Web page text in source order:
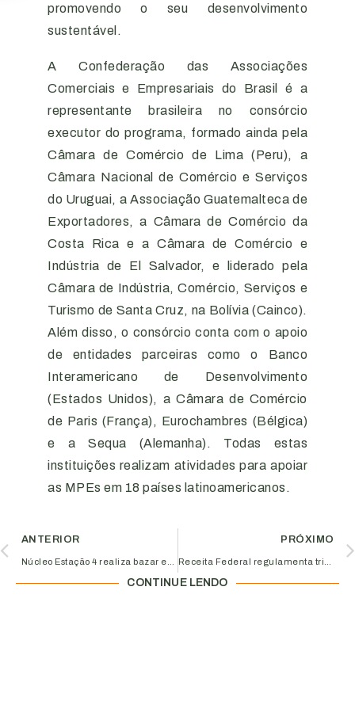
promovendo o seu desenvolvimento
sustentável.
A Confederação das Associações
Comerciais e Empresariais do Brasil é a
representante brasileira no consórcio
executor do programa, formado ainda pela
Câmara de Comércio de Lima (Peru), a
Câmara Nacional de Comércio e Serviços
do Uruguai, a Associação Guatemalteca de
Exportadores, a Câmara de Comércio da
Costa Rica e a Câmara de Comércio e
Indústria de El Salvador, e liderado pela
Câmara de Indústria, Comércio, Serviços e
Turismo de Santa Cruz, na Bolívia (Cainco).
Além disso, o consórcio conta com o apoio
de entidades parceiras como o Banco
Interamericano de Desenvolvimento
(Estados Unidos), a Câmara de Comércio
de Paris (França), Eurochambres (Bélgica)
e a Sequa (Alemanha). Todas estas
instituições realizam atividades para apoiar
as MPEs em 18 países latinoamericanos.
ANTERIOR PRÓXIMO
CONTINUE LENDO